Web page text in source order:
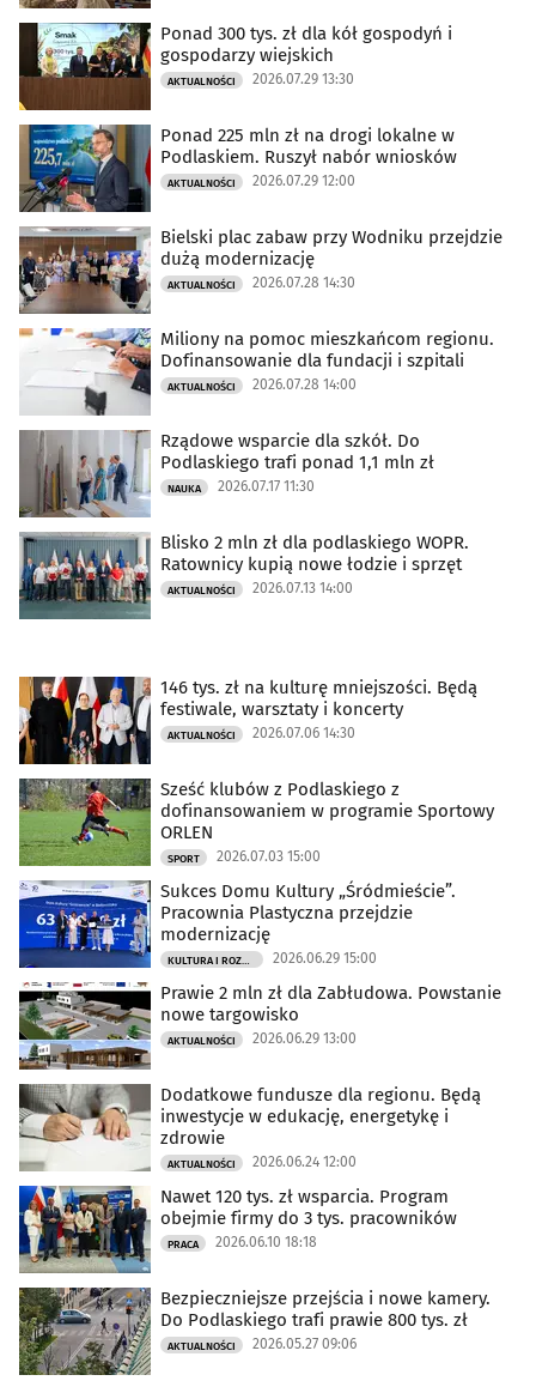
Ponad 300 tys. zł dla kół gospodyń i
gospodarzy wiejskich
AKTUALNOŚCI 2026.07.29 13:30
Ponad 225 mln zł na drogi lokalne w
Podlaskiem. Ruszył nabór wniosków
AKTUALNOŚCI 2026.07.29 12:00
Bielski plac zabaw przy Wodniku przejdzie
dużą modernizację
AKTUALNOŚCI 2026.07.28 14:30
Miliony na pomoc mieszkańcom regionu.
Dofinansowanie dla fundacji i szpitali
AKTUALNOŚCI 2026.07.28 14:00
Rządowe wsparcie dla szkół. Do
Podlaskiego trafi ponad 1,1 mln zł
NAUKA 2026.07.17 11:30
Blisko 2 mln zł dla podlaskiego WOPR.
Ratownicy kupią nowe łodzie i sprzęt
AKTUALNOŚCI 2026.07.13 14:00
146 tys. zł na kulturę mniejszości. Będą
festiwale, warsztaty i koncerty
AKTUALNOŚCI 2026.07.06 14:30
Sześć klubów z Podlaskiego z
dofinansowaniem w programie Sportowy
ORLEN
SPORT 2026.07.03 15:00
Sukces Domu Kultury „Śródmieście”.
Pracownia Plastyczna przejdzie
modernizację
2026.06.29 15:00
Prawie 2 mln zł dla Zabłudowa. Powstanie
nowe targowisko
AKTUALNOŚCI 2026.06.29 13:00
Dodatkowe fundusze dla regionu. Będą
inwestycje w edukację, energetykę i
zdrowie
AKTUALNOŚCI 2026.06.24 12:00
Nawet 120 tys. zł wsparcia. Program
obejmie firmy do 3 tys. pracowników
PRACA 2026.06.10 18:18
Bezpieczniejsze przejścia i nowe kamery.
Do Podlaskiego trafi prawie 800 tys. zł
AKTUALNOŚCI 2026.05.27 09:06